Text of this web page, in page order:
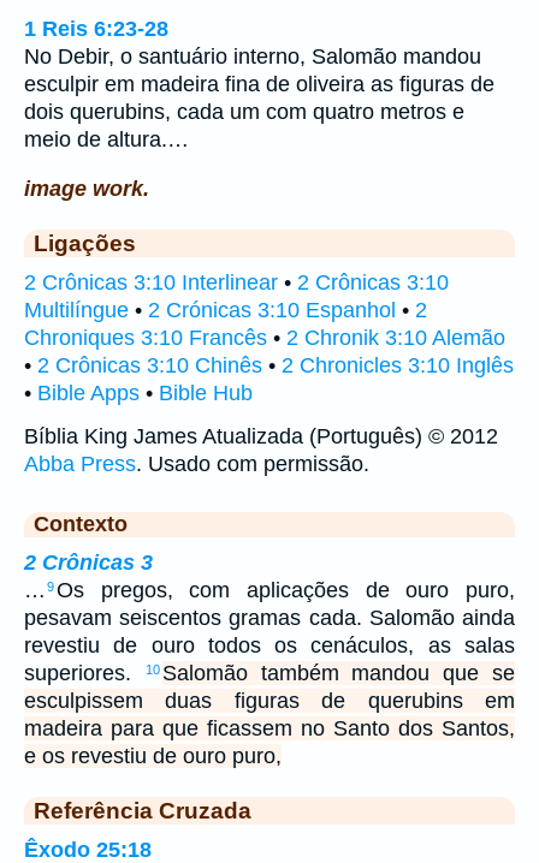
1 Reis 6:23-28
No Debir, o santuário interno, Salomão mandou
esculpir em madeira fina de oliveira as figuras de
dois querubins, cada um com quatro metros e
meio de altura.…
image work.
Ligações
2 Crônicas 3:10 Interlinear • 2 Crônicas 3:10
Multilíngue • 2 Crónicas 3:10 Espanhol • 2
Chroniques 3:10 Francês • 2 Chronik 3:10 Alemão
• 2 Crônicas 3:10 Chinês • 2 Chronicles 3:10 Inglês
• Bible Apps • Bible Hub
Bíblia King James Atualizada (Português) © 2012
Abba Press. Usado com permissão.
Contexto
2 Crônicas 3
… 9Os pregos, com aplicações de ouro puro,
pesavam seiscentos gramas cada. Salomão ainda
revestiu de ouro todos os cenáculos, as salas
superiores.
10 Salomão também mandou que se
esculpissem duas figuras de querubins em
madeira para que ficassem no Santo dos Santos,
e os revestiu de ouro puro,
Referência Cruzada
Êxodo 25:18